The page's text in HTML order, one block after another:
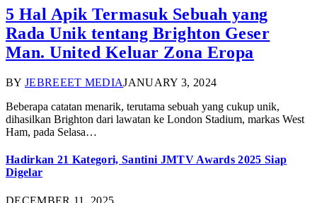
5 Hal Apik Termasuk Sebuah yang
Rada Unik tentang Brighton Geser
Man. United Keluar Zona Eropa
BY JEBREEET MEDIAJANUARY 3, 2024
Beberapa catatan menarik, terutama sebuah yang cukup unik,
dihasilkan Brighton dari lawatan ke London Stadium, markas West
Ham, pada Selasa…
Hadirkan 21 Kategori, Santini JMTV Awards 2025 Siap
Digelar
DECEMBER 11, 2025